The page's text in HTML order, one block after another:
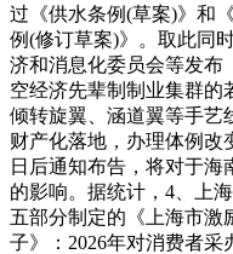
过《供水条例(草案)》和
例(修订草案)》。取此同
济和消息化委员会等发布
空经济先辈制制业集群的
倾转旋翼、涵道翼等手艺
财产化落地，办理体例改
日后通知布告，将对于
的影响。据统计，4、上
五部分制定的《上海市激
子》：2026年对消费者